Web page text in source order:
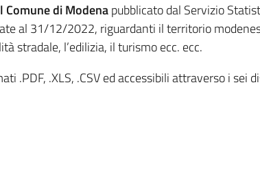
di Modenapubblicato dal Servizio
al 31/12/2022, riguardanti il territorio
stradale, l’edilizia, il turismo ecc. ecc.
.PDF, .XLS, .CSV ed accessibili attraverso i sei